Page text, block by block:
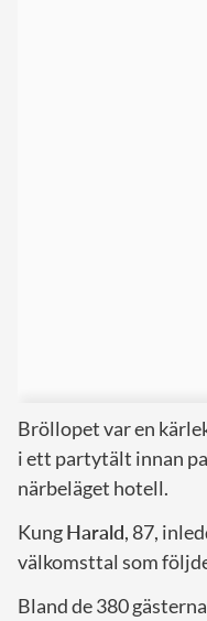
Bröllopet var en
i ett partytält innan
närbeläget hotell.
KungHarald, 87,
välkomsttal som
Bland de 380